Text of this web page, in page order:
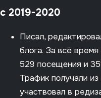
c 2019-2020
Писал,
блога. За всё
529 посещения и
Трафик получали
участвовал в